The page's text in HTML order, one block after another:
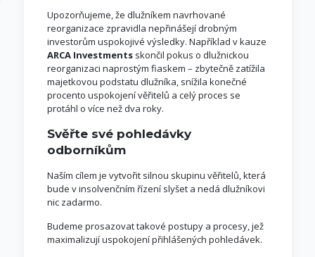
Upozorňujeme, že dlužníkem navrhované
reorganizace zpravidla nepřinášejí drobným
investorům uspokojivé výsledky. Například v kauze
ARCA Investmentsskončil pokus o dlužnickou
reorganizaci naprostým fiaskem – zbytečně zatížila
majetkovou podstatu dlužníka, snížila konečné
procento uspokojení věřitelů a celý proces se
protáhl o více než dva roky.
Svěřte své pohledávky
odborníkům
Naším cílem je vytvořit silnou skupinu věřitelů, která
bude v insolvenčním řízení slyšet a nedá dlužníkovi
nic zadarmo.
Budeme prosazovat takové postupy a procesy, jež
maximalizují uspokojení přihlášených pohledávek.